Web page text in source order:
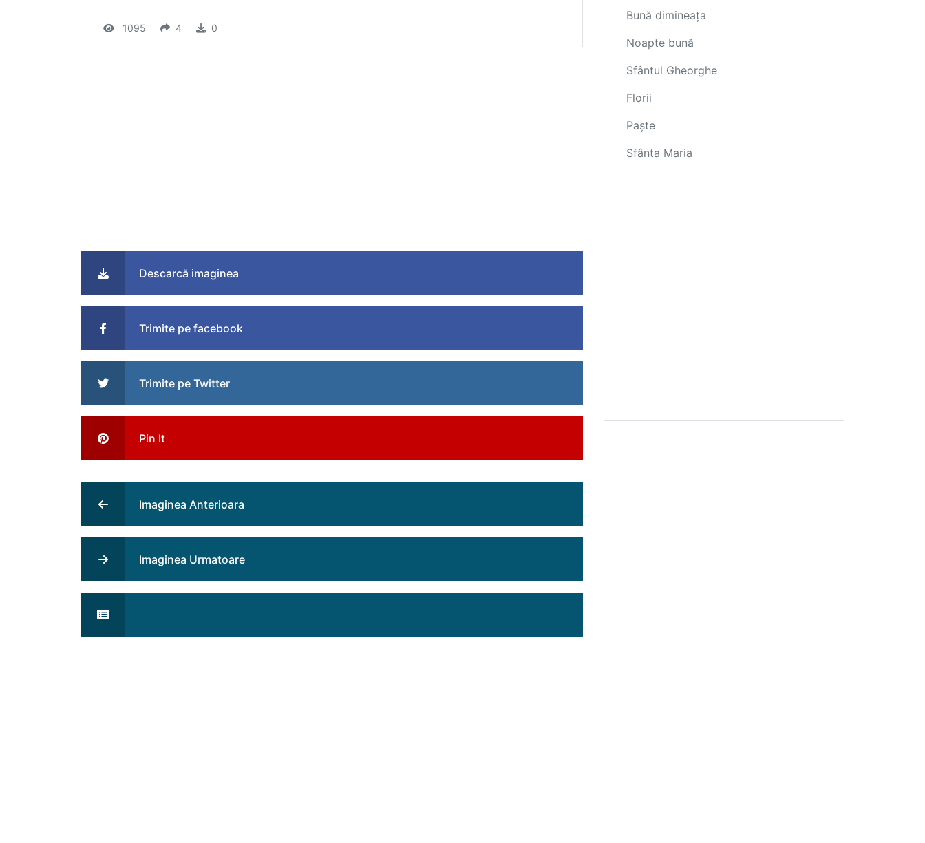
1095 4 0
Descarcă imaginea
Trimite pe facebook
Trimite pe Twitter
Pin It
Imaginea Anterioara
Imaginea Urmatoare
Bună dimineața
Noapte bună
Sfântul Gheorghe
Florii
Paște
Sfânta Maria